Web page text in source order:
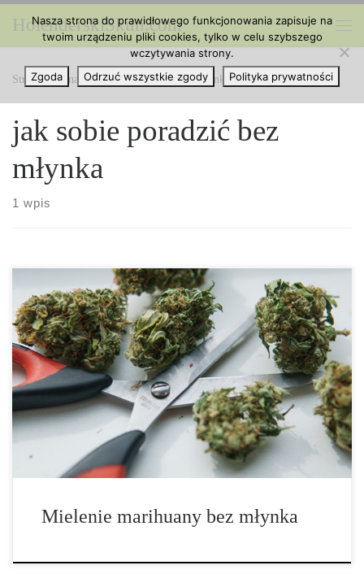
Przejdź do treści
HolenderskiSkun.com
Strona główna » jak sobie poradzić bez młynka
jak sobie poradzić bez
młynka
1 wpis
Młynki cannabis doskonale sprawdzają się w mieleniu marihuany,
ale ten sam rezultat można osiągnąć bez nich. Od nożyczek po
noże, zawsze znajdzie się odpowiedni sposób. Młynki są
powszechnym narzędziem, które można znaleźć w wielu sklepach
zarówno stacjonarnie jak i online. Czasami jednak nie masz do
nich dostępu, i musisz sobie radzić inaczej. I dzisiaj mamy dla
ciebie 5 sposobów na […]
Mielenie marihuany bez młynka
Nasza strona do prawidłowego funkcjonowania zapisuje na
twoim urządzeniu pliki cookies, tylko w celu szybszego
wczytywania strony.
Zgoda
Odrzuć wszystkie zgody Polityka prywatności